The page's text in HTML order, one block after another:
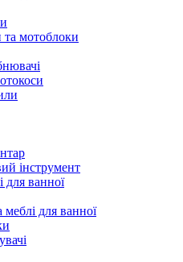
та мотоблоки
інструмент
для ванної
меблі для ванної